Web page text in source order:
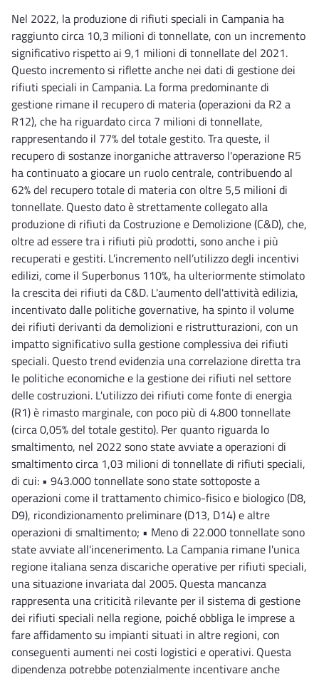
Nel 2022, la produzione di rifiuti speciali in Campania ha
raggiunto circa 10,3 milioni di tonnellate, con un incremento
significativo rispetto ai 9,1 milioni di tonnellate del 2021.
Questo incremento si riflette anche nei dati di gestione dei
rifiuti speciali in Campania. La forma predominante di
gestione rimane il recupero di materia (operazioni da R2 a
R12), che ha riguardato circa 7 milioni di tonnellate,
rappresentando il 77% del totale gestito. Tra queste, il
recupero di sostanze inorganiche attraverso l'operazione R5
ha continuato a giocare un ruolo centrale, contribuendo al
62% del recupero totale di materia con oltre 5,5 milioni di
tonnellate. Questo dato è strettamente collegato alla
produzione di rifiuti da Costruzione e Demolizione (C&D), che,
oltre ad essere tra i rifiuti più prodotti, sono anche i più
recuperati e gestiti. L’incremento nell’utilizzo degli incentivi
edilizi, come il Superbonus 110%, ha ulteriormente stimolato
la crescita dei rifiuti da C&D. L'aumento dell'attività edilizia,
incentivato dalle politiche governative, ha spinto il volume
dei rifiuti derivanti da demolizioni e ristrutturazioni, con un
impatto significativo sulla gestione complessiva dei rifiuti
speciali. Questo trend evidenzia una correlazione diretta tra
le politiche economiche e la gestione dei rifiuti nel settore
delle costruzioni. L'utilizzo dei rifiuti come fonte di energia
(R1) è rimasto marginale, con poco più di 4.800 tonnellate
(circa 0,05% del totale gestito). Per quanto riguarda lo
smaltimento, nel 2022 sono state avviate a operazioni di
smaltimento circa 1,03 milioni di tonnellate di rifiuti speciali,
di cui: • 943.000 tonnellate sono state sottoposte a
operazioni come il trattamento chimico-fisico e biologico (D8,
D9), ricondizionamento preliminare (D13, D14) e altre
operazioni di smaltimento; • Meno di 22.000 tonnellate sono
state avviate all'incenerimento. La Campania rimane l'unica
regione italiana senza discariche operative per rifiuti speciali,
una situazione invariata dal 2005. Questa mancanza
rappresenta una criticità rilevante per il sistema di gestione
dei rifiuti speciali nella regione, poiché obbliga le imprese a
fare affidamento su impianti situati in altre regioni, con
conseguenti aumenti nei costi logistici e operativi. Questa
dipendenza potrebbe potenzialmente incentivare anche